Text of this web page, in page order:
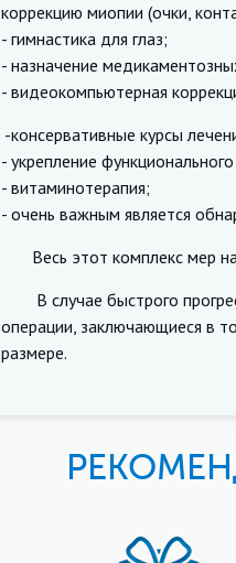
коррекцию миопии (очки,
- гимнастика для глаз;
- назначение
- видеокомпьютерная
-консервативные курсы
- укрепление
- витаминотерапия;
- очень важным является
Весь этот комплекс мер
В случае быстрого
операции, заключающиеся в
размере.